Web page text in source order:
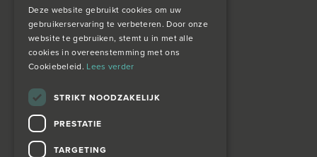
over ons
Deze website gebruikt cookies om uw
gebruikerservaring te verbeteren. Door onze
website te gebruiken, stemt u in met alle
cookies in overeenstemming met ons
Cookiebeleid. Lees verder
STRIKT NOODZAKELIJK
PRESTATIE
TARGETING